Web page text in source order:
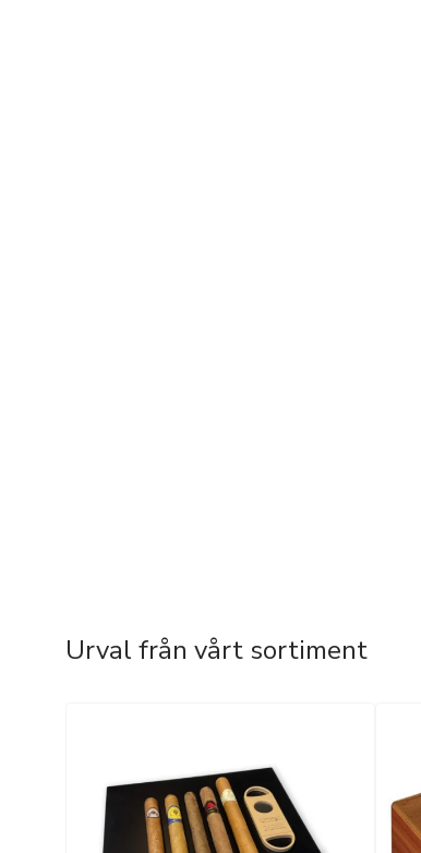
Urval från vårt sortiment